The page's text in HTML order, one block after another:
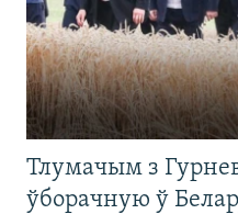
Тлумачым з
ўборачную ў